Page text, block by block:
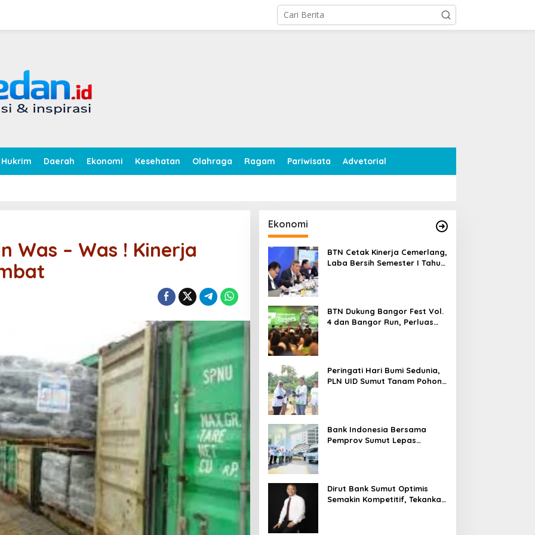
Hukrim Daerah Ekonomi Kesehatan Olahraga Ragam Pariwisata Advetorial
Was – Was ! Kinerja
Ekonomi
BTN Cetak Kinerja Cemerlang,
Laba Bersih Semester I Tahun
BTN Dukung Bangor Fest Vol.
4 dan Bangor Run, Perluas
Peringati Hari Bumi Sedunia,
PLN UID Sumut Tanam Pohon
Bank Indonesia Bersama
Pemprov Sumut Lepas
Dirut Bank Sumut Optimis
Semakin Kompetitif, Tekankan